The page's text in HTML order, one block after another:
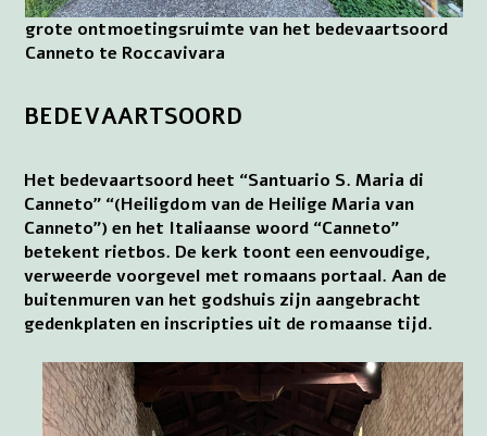
grote ontmoetingsruimte van het bedevaartsoord
Canneto te Roccavivara
BEDEVAARTSOORD
Het bedevaartsoord heet “Santuario S. Maria di
Canneto” “(Heiligdom van de Heilige Maria van
Canneto”) en het Italiaanse woord “Canneto”
betekent rietbos. De kerk toont een eenvoudige,
verweerde voorgevel met romaans portaal. Aan de
buitenmuren van het godshuis zijn aangebracht
gedenkplaten en inscripties uit de romaanse tijd.